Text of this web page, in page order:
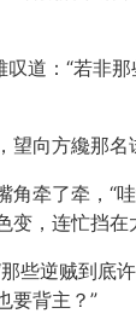
叹道：“若非
望向方纔那名
角牵了牵，“
变，连忙挡在
些逆贼到底
要背主？”